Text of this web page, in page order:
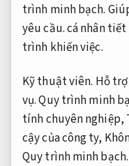
trình minh bạch.
yêu cầu.cá nhân
trình khiến việc.
Kỹ thuật viên. Hỗ
vụ.Quy trình minh
tính chuyên nghiệp,
cậy của công ty,
Quy trình minh bạch.